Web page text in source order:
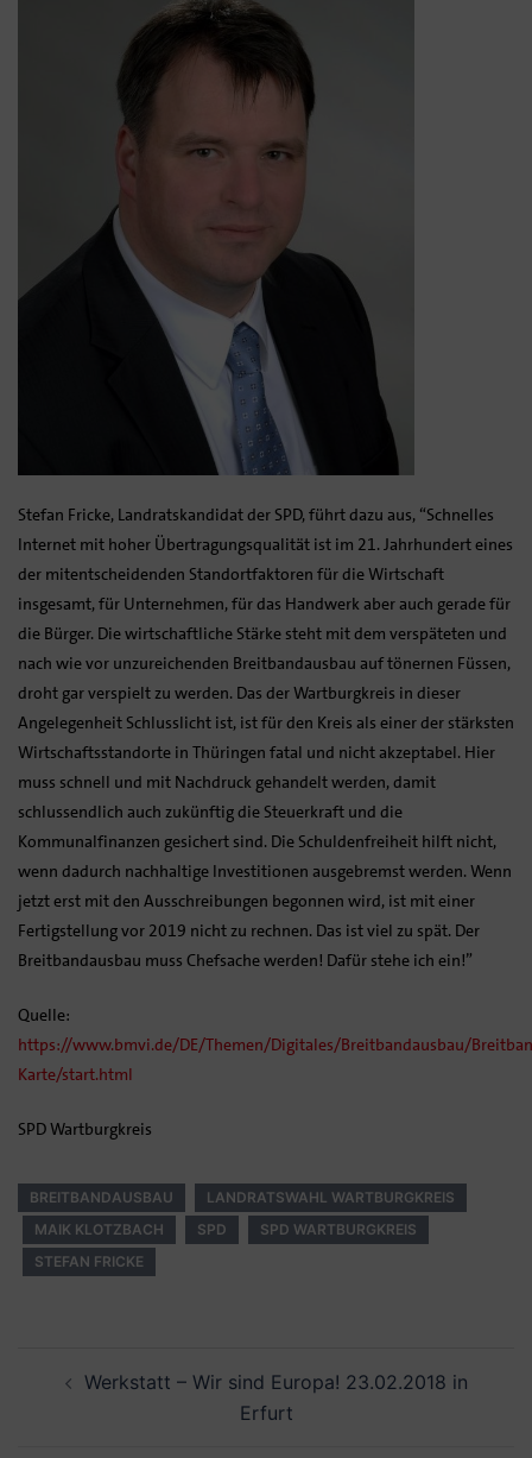
Stefan Fricke, Landratskandidat der SPD, führt dazu aus, “Schnelles
Internet mit hoher Übertragungsqualität ist im 21. Jahrhundert eines
der mitentscheidenden Standortfaktoren für die Wirtschaft
insgesamt, für Unternehmen, für das Handwerk aber auch gerade für
die Bürger. Die wirtschaftliche Stärke steht mit dem verspäteten und
nach wie vor unzureichenden Breitbandausbau auf tönernen Füssen,
droht gar verspielt zu werden. Das der Wartburgkreis in dieser
Angelegenheit Schlusslicht ist, ist für den Kreis als einer der stärksten
Wirtschaftsstandorte in Thüringen fatal und nicht akzeptabel. Hier
muss schnell und mit Nachdruck gehandelt werden, damit
schlussendlich auch zukünftig die Steuerkraft und die
Kommunalfinanzen gesichert sind. Die Schuldenfreiheit hilft nicht,
wenn dadurch nachhaltige Investitionen ausgebremst werden. Wenn
jetzt erst mit den Ausschreibungen begonnen wird, ist mit einer
Fertigstellung vor 2019 nicht zu rechnen. Das ist viel zu spät. Der
Breitbandausbau muss Chefsache werden! Dafür stehe ich ein!”
Quelle:
https://www.bmvi.de/DE/Themen/Digitales/Breitbandausbau/
Karte/start.html
SPD Wartburgkreis
BREITBANDAUSBAU
LANDRATSWAHL WARTBURGKREIS
MAIK KLOTZBACH
SPD
SPD WARTBURGKREIS
STEFAN FRICKE
Navigation
Werkstatt – Wir sind Europa! 23.02.2018 in
Erfurt